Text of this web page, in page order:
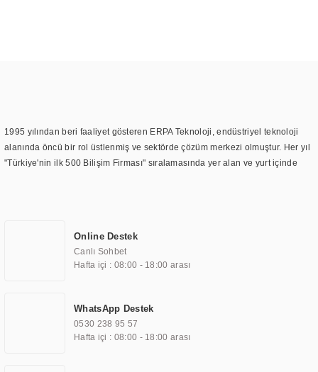
1995 yılından beri faaliyet gösteren ERPA Teknoloji, endüstriyel teknoloji
alanında öncü bir rol üstlenmiş ve sektörde çözüm merkezi olmuştur. Her yıl
"Türkiye'nin ilk 500 Bilişim Firması" sıralamasında yer alan ve yurt içinde
TOCHI markası altında kendi ürettiği ürünlerde kullanmıştır. Günümüzde
TOCHI; videowall, digital signage, kiosk, totem, akıllı durak ekranı, araç içi
ekran, asansör ekranı, digital menüboard, marin ekran, medikal ekran,
ekranları, endüstriyel ekranlar, kapı önü bilgi ekranları, panel PC,
endüstriyel Panel PC, mini PC, endüstriyel mini PC ve akıllı bina sistemleri
gibi çözümleri 4.5" ile 110” boyutları arasında üretebilirken, ayrıca standart
Online Destek
Canlı Sohbet
Hafta içi : 08:00 - 18:00 arası
WhatsApp Destek
0530 238 95 57
Hafta içi : 08:00 - 18:00 arası